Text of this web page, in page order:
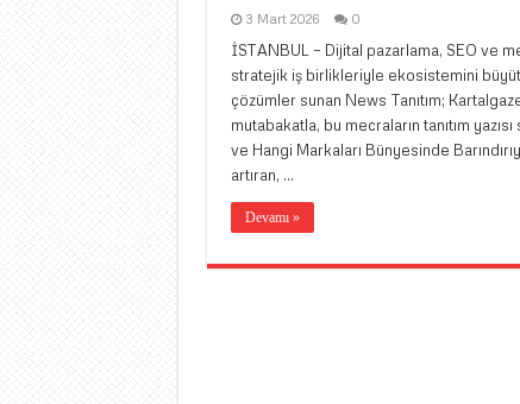
3 Mart 2026 0
İSTANBUL – Dijital pazarlama, SEO ve
stratejik iş birlikleriyle ekosistemini
çözümler sunan News Tanıtım;
mutabakatla, bu mecraların tanıtım
ve Hangi Markaları Bünyesinde
artıran, …
Devamı »